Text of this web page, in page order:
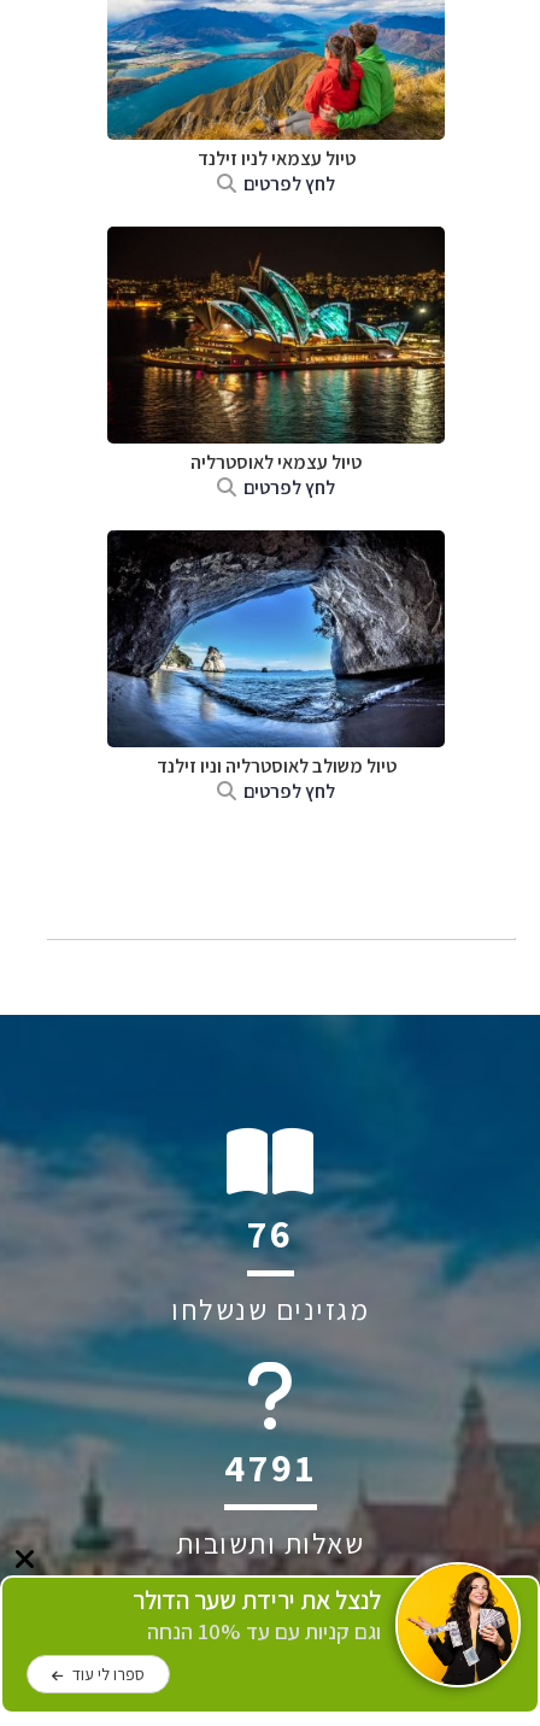
טיול עצמאי לניו זילנד
לחץ לפרטים
טיול עצמאי לאוסטרליה
לחץ לפרטים
טיול משולב לאוסטרליה וניו זילנד
לחץ לפרטים
131
מגזינים שנשלחו
6045
שאלות ותשובות
229
לנצל את ירידת שער הדולר
וגם קניות עם עד 10% הנחה
ספרו לי עוד